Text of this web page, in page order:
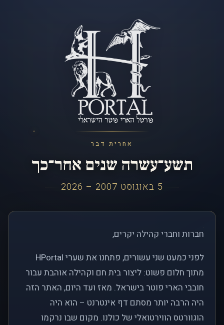
אחרית דבר
תשע־עשרה שנים אחר־כך
5 באוגוסט 2007 – 2026
חברות וחברי קהילה יקרים,
לפני כמעט שני עשורים, פתחנו את שערי HPortal
מתוך חלום פשוט: ליצור בית חם וקהילה אוהבת עבור
חובבי הארי פוטר בישראל. מאז ועד היום, האתר הזה
היה הרבה יותר מסתם דף אינטרנט – הוא היה
הוגוורטס הווירטואלי של כולנו. מקום שבו נרקמו